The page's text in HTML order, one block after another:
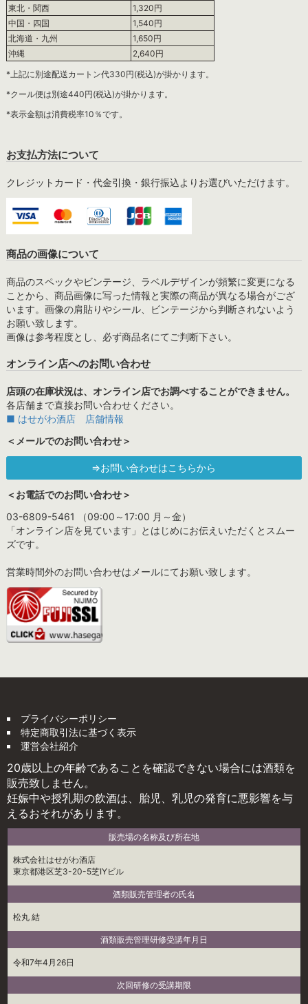
東北・関西
1,320円
中国・四国
1,540円
北海道・九州
1,650円
沖縄
2,640円
*上記に別途配送カートン代330円(税込)が掛かります。
*クール便は別途440円(税込)が掛かります。
*表示金額は消費税率10％です。
お支払方法について
クレジットカード・代金引換・銀行振込よりお選びいただけます。
商品の画像について
商品のスペックやビンテージ、ラベルデザインが頻繁に変更になる
ことから、商品画像に写った情報と実際の商品が異なる場合がござ
います。画像の肩貼りやシール、ビンテージから判断されないよう
お願い致します。
画像は参考程度とし、必ず商品名にてご判断下さい。
オンライン店へのお問い合わせ
店頭の在庫状況は、オンライン店でお調べすることができません。
各店舗まで直接お問い合わせください。
■ はせがわ酒店 店舗情報
＜メールでのお問い合わせ＞
⇒お問い合わせはこちらから
＜お電話でのお問い合わせ＞
03-6809-5461 （09:00～17:00 月～金）
「オンライン店を見ています」とはじめにお伝えいただくとスムー
ズです。
営業時間外のお問い合わせはメールにてお願い致します。
プライバシーポリシー
特定商取引法に基づく表示
運営会社紹介
20歳以上の年齢であることを確認できない場合には酒類を
販売致しません。
妊娠中や授乳期の飲酒は、胎児、乳児の発育に悪影響を与
えるおそれがあります。
販売場の名称及び所在地
株式会社はせがわ酒店
東京都港区芝3-20-5芝IYビル
酒類販売管理者の氏名
松丸 結
酒類販売管理研修受講年月日
令和7年4月26日
次回研修の受講期限